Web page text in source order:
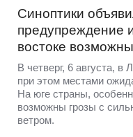
Синоптики
предупреждение
востоке
В четверг, 6 августа, в
при этом местами
На юге страны,
возможны грозы с
ветром.